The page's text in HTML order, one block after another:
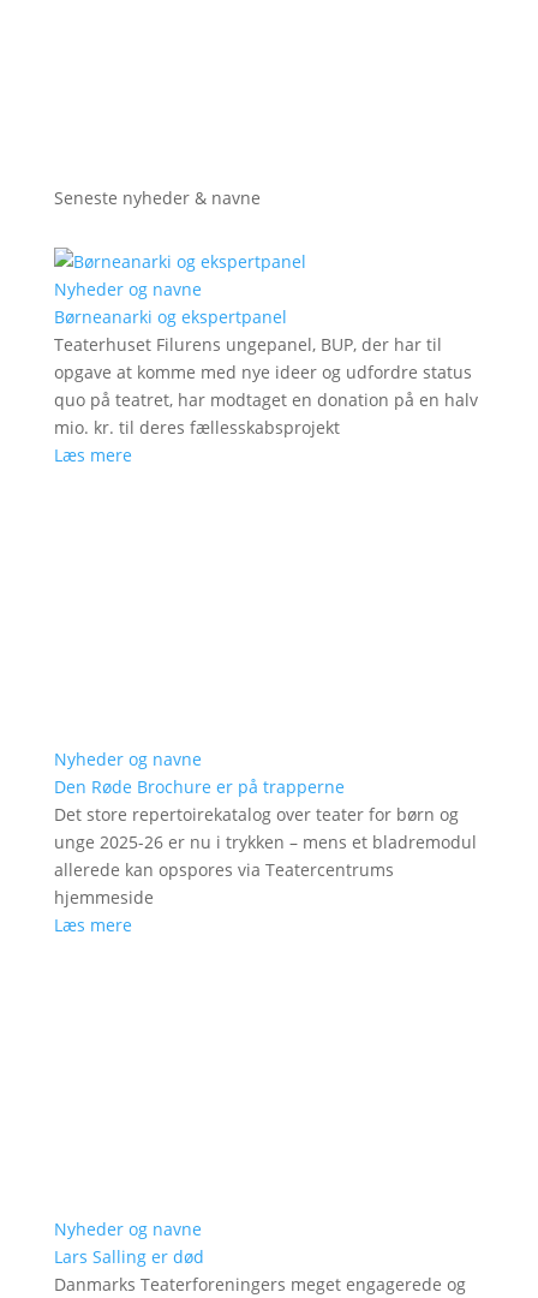
Seneste nyheder & navne
Nyheder og navne
Børneanarki og ekspertpanel
Teaterhuset Filurens ungepanel, BUP, der har til
opgave at komme med nye ideer og udfordre status
quo på teatret, har modtaget en donation på en halv
mio. kr. til deres fællesskabsprojekt
Læs mere
Nyheder og navne
Den Røde Brochure er på trapperne
Det store repertoirekatalog over teater for børn og
unge 2025-26 er nu i trykken – mens et bladremodul
allerede kan opspores via Teatercentrums
hjemmeside
Læs mere
Nyheder og navne
Lars Salling er død
Danmarks Teaterforeningers meget engagerede og